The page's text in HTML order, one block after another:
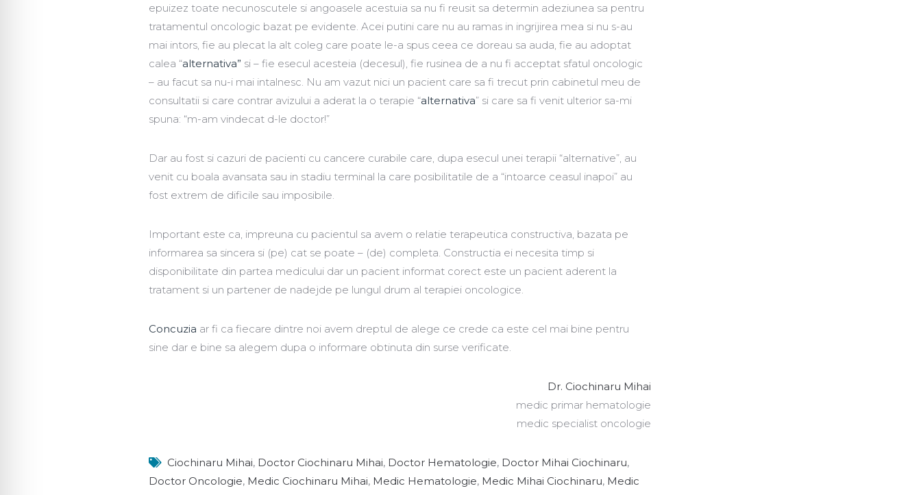
epuizez toate necunoscutele si angoasele acestuia sa nu fi reusit sa determin adeziunea sa pentru
tratamentul oncologic bazat pe evidente. Acei putini care nu au ramas in ingrijirea mea si nu s-au
mai intors, fie au plecat la alt coleg care poate le-a spus ceea ce doreau sa auda, fie au adoptat
calea “alternativa” si – fie esecul acesteia (decesul), fie rusinea de a nu fi acceptat sfatul oncologic
– au facut sa nu-i mai intalnesc. Nu am vazut nici un pacient care sa fi trecut prin cabinetul meu de
consultatii si care contrar avizului a aderat la o terapie “alternativa” si care sa fi venit ulterior sa-mi
spuna: “m-am vindecat d-le doctor!”
Dar au fost si cazuri de pacienti cu cancere curabile care, dupa esecul unei terapii “alternative”, au
venit cu boala avansata sau in stadiu terminal la care posibilitatile de a “intoarce ceasul inapoi” au
fost extrem de dificile sau imposibile.
Important este ca, impreuna cu pacientul sa avem o relatie terapeutica constructiva, bazata pe
informarea sa sincera si (pe) cat se poate – (de) completa. Constructia ei necesita timp si
disponibilitate din partea medicului dar un pacient informat corect este un pacient aderent la
tratament si un partener de nadejde pe lungul drum al terapiei oncologice.
Concuzia ar fi ca fiecare dintre noi avem dreptul de alege ce crede ca este cel mai bine pentru
sine dar e bine sa alegem dupa o informare obtinuta din surse verificate.
Dr. Ciochinaru Mihai
medic primar hematologie
medic specialist oncologie
Ciochinaru Mihai, Doctor Ciochinaru Mihai, Doctor Hematologie, Doctor Mihai Ciochinaru,
Doctor Oncologie, Medic Ciochinaru Mihai, Medic Hematologie, Medic Mihai Ciochinaru, Medic